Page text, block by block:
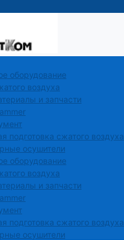
оборудование
воздуха
и запчасти
подготовка сжатого воздуха
осушители
оборудование
воздуха
и запчасти
подготовка сжатого воздуха
осушители